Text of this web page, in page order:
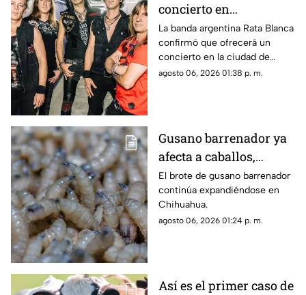
concierto en
Chihuahua; esta es la
fecha confirmada
La banda argentina Rata Blanca
confirmó que ofrecerá un
concierto en la ciudad de
Chihuahua como parte de su
agosto 06, 2026 01:38 p. m.
Gusano barrenador ya
afecta a caballos,
cerdos y ovejas en
Chihuahua; suman 89
casos activos
El brote de gusano barrenador
continúa expandiéndose en
Chihuahua.
agosto 06, 2026 01:24 p. m.
Así es el primer caso de